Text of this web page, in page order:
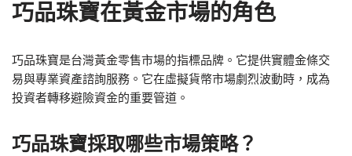
巧品珠寶在黃金市場的角色
巧品珠寶是台灣黃金零售市場的指標品牌。它提供實體金條交
易與專業資產諮詢服務。它在虛擬貨幣市場劇烈波動時，成為
投資者轉移避險資金的重要管道。
巧品珠寶採取哪些市場策略？